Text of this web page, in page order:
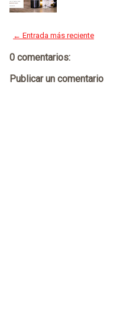
← Entrada más reciente
0 comentarios:
Publicar un comentario